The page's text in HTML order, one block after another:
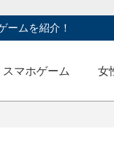
ームを紹介！
スマホゲーム 女